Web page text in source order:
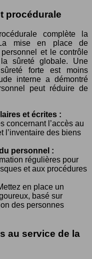
procédurale
complète la
mise en place de
et le contrôle
sûreté globale. Une
forte est moins
interne a démontré
peut réduire de
et écrites :
concernant l’accès au
l’inventaire des biens
personnel :
régulières pour
et aux procédures
en place un
basé sur
des personnes
au service de la